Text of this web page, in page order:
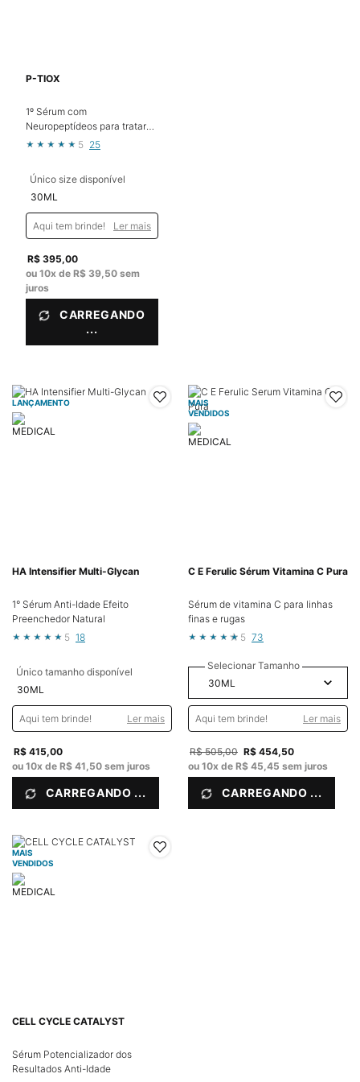
P-TIOX
1º Sérum com
Neuropeptídeos para tratar
Rugas de Contração e
5 25
Único size disponível
30ML
Aqui tem brinde! Ler mais
R$ 395,00
ou 10x de R$ 39,50 sem
juros
CARREGANDO
...
LANÇAMENTO
HA Intensifier Multi-Glycan
1° Sérum Anti-Idade Efeito
Preenchedor Natural
5 18
Único tamanho disponível
30ML
Aqui tem brinde! Ler mais
R$ 415,00
ou 10x de R$ 41,50 sem juros
CARREGANDO ...
MAIS
VENDIDOS
C E Ferulic Sérum Vitamina C Pura
Sérum de vitamina C para linhas
finas e rugas
5 73
Selecionar Tamanho
Aqui tem brinde! Ler mais
Old price
R$ 505,00 New price
R$ 454,50
ou 10x de R$ 45,45 sem juros
CARREGANDO ...
MAIS
VENDIDOS
CELL CYCLE CATALYST
Sérum Potencializador dos
Resultados Anti-Idade